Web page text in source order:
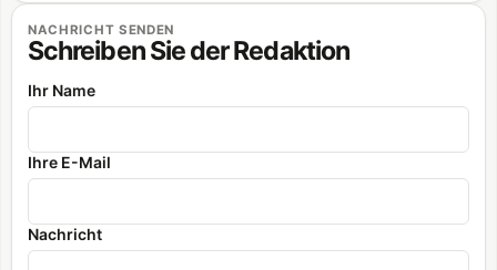
NACHRICHT SENDEN
Schreiben Sie der Redaktion
Ihr Name
Ihre E-Mail
Nachricht